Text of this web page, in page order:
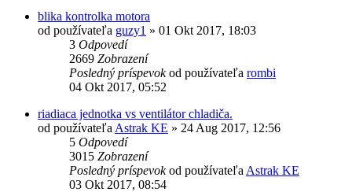
blika kontrolka motora
od používateľa guzy1 » 01 Okt 2017, 18:03
3 Odpovedí
2669 Zobrazení
Posledný príspevokod používateľa rombi
04 Okt 2017, 05:52
riadiaca jednotka vs ventilátor chladiča.
od používateľa Astrak KE » 24 Aug 2017, 12:56
5 Odpovedí
3015 Zobrazení
Posledný príspevokod používateľa Astrak KE
03 Okt 2017, 08:54